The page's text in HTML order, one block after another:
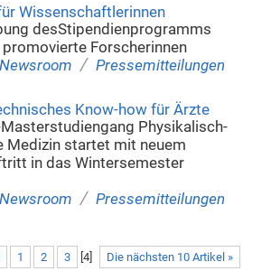
Wissenschaftlerinnen
desStipendienprogramms
promovierte Forscherinnen
Newsroom / Pressemitteilungen
Know-how für Ärzte
Masterstudiengang Physikalisch-
Medizin startet mit neuem
in das Wintersemester
Newsroom / Pressemitteilungen
Die nächsten 10 Artikel »
1 2 3 4]